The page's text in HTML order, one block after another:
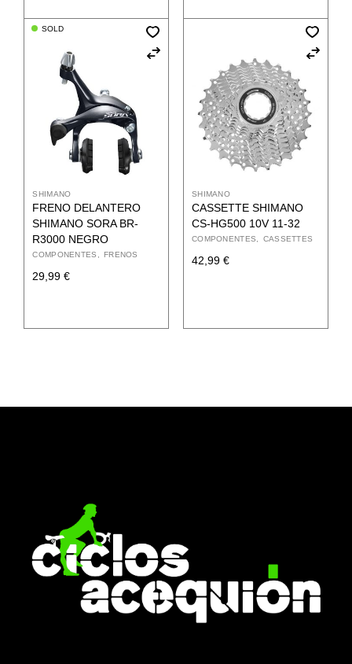
SOLD
SHIMANO
FRENO DELANTERO
SHIMANO SORA BR-
R3000 NEGRO
COMPONENTES FRENOS
29,99€
SHIMANO
CASSETTE SHIMANO
CS-HG500 10V 11-32
COMPONENTES CASSETTES
42,99 €